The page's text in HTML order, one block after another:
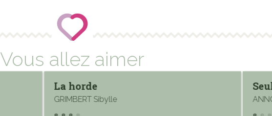
Vous allez aimer
La horde
GRIMBERT Sibylle